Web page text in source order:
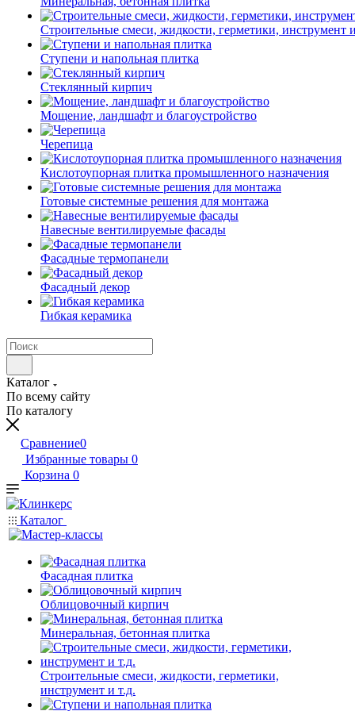
Строительные смеси, жидкости, герметики, инструмент
Ступени и напольная плитка
Cтеклянный кирпич
Мощение, ландшафт и благоустройство
Черепица
Кислотоупорная плитка промышленного назначения
Готовые системные решения для монтажа
Навесные вентилируемые фасады
Фасадные термопанели
Фасадный декор
Гибкая керамика
Каталог
По всему сайту
По каталогу
Сравнение0
Избранные товары 0
Корзина 0
Каталог
Фасадная плитка
Облицовочный кирпич
Минеральная, бетонная плитка
Строительные смеси, жидкости, герметики,
инструмент и т.д.